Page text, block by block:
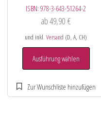
ISBN:978-3-643-51264-2
ab49,90€
und inkl.Versand (D, A, CH)
Ausführung wählen